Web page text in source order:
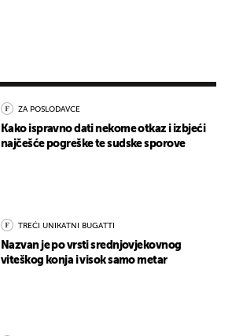
ZA POSLODAVCE
Kako ispravno dati nekome otkaz i izbjeći
najčešće pogreške te sudske sporove
TREĆI UNIKATNI BUGATTI
Nazvan je po vrsti srednjovjekovnog
viteškog konja i visok samo metar